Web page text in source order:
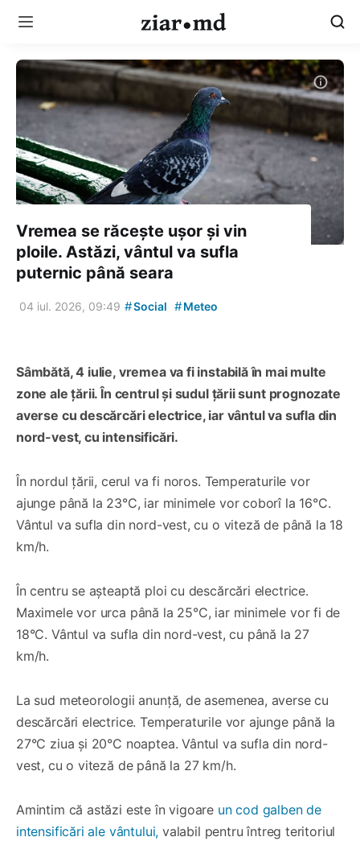
Vremea se răcește ușor și vin
ploile. Astăzi, vântul va sufla
puternic până seara
04 iul. 2026, 09:49 #Social #Meteo
Sâmbătă, 4 iulie, vremea va fi instabilă în mai multe
zone ale țării. În centrul și sudul țării sunt prognozate
averse cu descărcări electrice, iar vântul va sufla din
nord-vest, cu intensificări.
În nordul țării, cerul va fi noros. Temperaturile vor
ajunge până la 23°C, iar minimele vor coborî la 16°C.
Vântul va sufla din nord-vest, cu o viteză de până la 18
km/h.
În centru se așteaptă ploi cu descărcări electrice.
Maximele vor urca până la 25°C, iar minimele vor fi de
18°C. Vântul va sufla din nord-vest, cu până la 27
km/h.
La sud meteorologii anunță, de asemenea, averse cu
descărcări electrice. Temperaturile vor ajunge până la
27°C ziua și 20°C noaptea. Vântul va sufla din nord-
vest, cu o viteză de până la 27 km/h.
Amintim că astăzi este în vigoare un cod galben de
intensificări ale vântului, valabil pentru întreg teritoriul